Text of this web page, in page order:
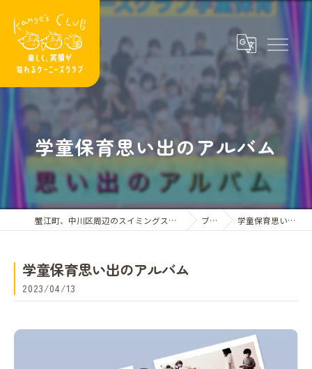
学童保育思い出のアルバム
蟹江町、中川区周辺のスイミングスクールならケーニーズクラブ ブログ 学童保育思い出のアルバム
学童保育思い出のアルバム
2023/04/13